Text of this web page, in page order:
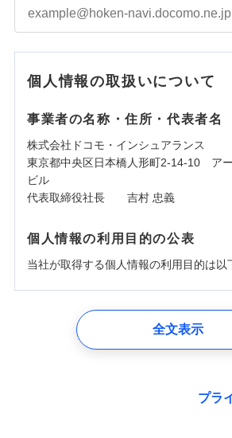
個人情報の取扱いについて
事業者の名称・住所・代表者名
株式会社ドコモ・インシュアランス
東京都中央区日本橋人形町2-14-10 ア
ビル
代表取締役社長 吉村 忠義
個人情報の利用目的の公表
当社が取得する個人情報の利用目的は以
ユーザー登録受付および、管理のため
しくは委託を受けている保険会社・提携
関する情報を提供し、金融商品等の契約
た維持管理等の委託業務遂行のため、ま
全文表示
プラ